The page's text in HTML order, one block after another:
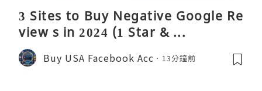
3 Sites to Buy Negative Google Re
view s in 2024 (1 Star & ...
Buy USA Facebook Acc 13分鐘前